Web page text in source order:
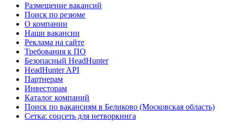
Размещение вакансий
Поиск по резюме
О компании
Наши вакансии
Реклама на сайте
Требования к ПО
Безопасный HeadHunter
HeadHunter API
Партнерам
Инвесторам
Каталог компаний
Поиск по вакансиям в Беликово (Московская область)
Сетка: соцсеть для нетворкинга